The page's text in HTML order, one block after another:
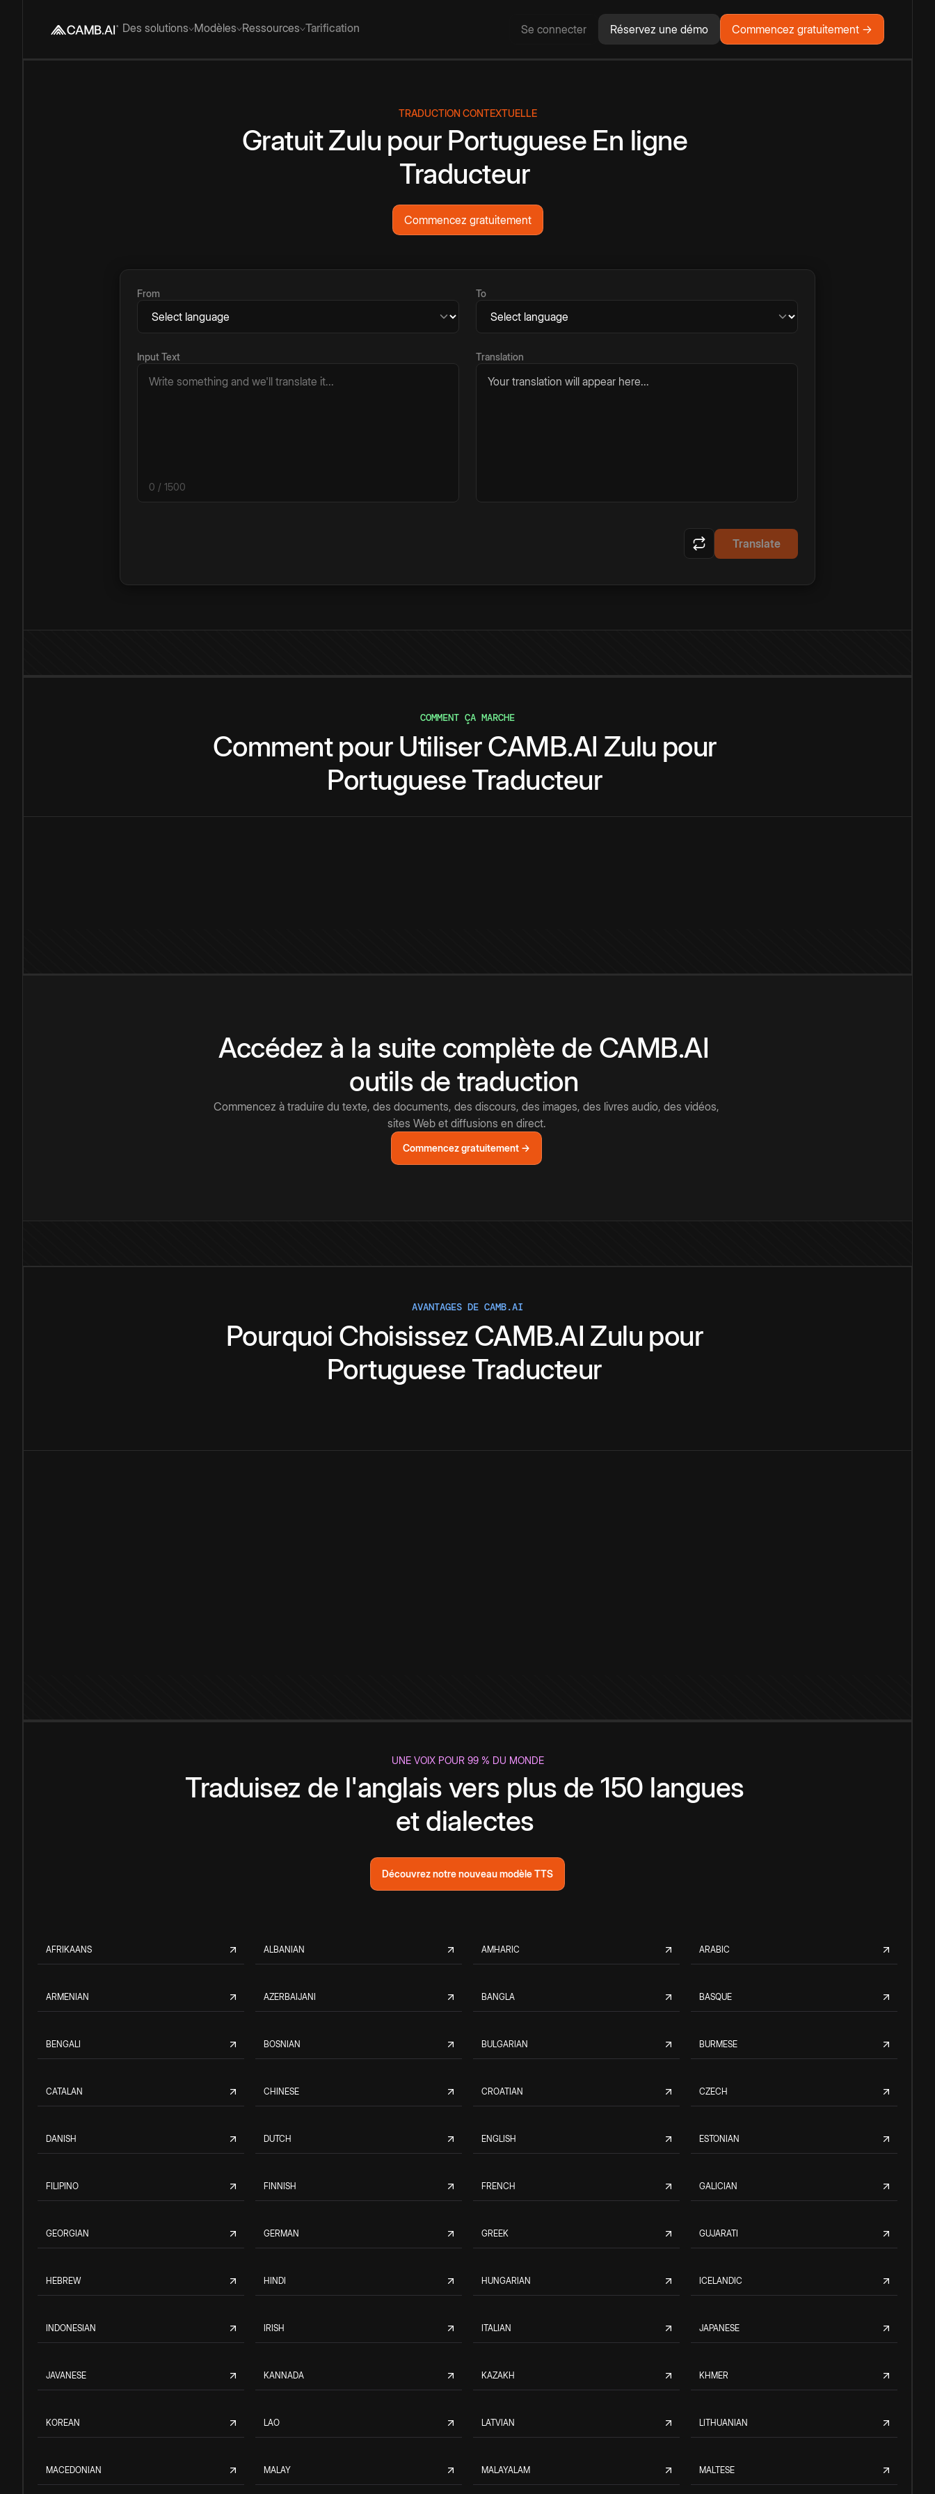
Des solutions Modèles Ressources Tarification Se connecter Réservez une démo Commencez gratuitement →
TRADUCTION CONTEXTUELLE
GratuitZulu pour Portuguese En ligne
Traducteur
Commencez gratuitement
From To
Input Text
0 / 1500
Translation
Your translation will appear here...
Translate
COMMENT ÇA MARCHE
Comment pour UtiliserCAMB.AI Zulu pour
PortugueseTraducteur
Accédez à la suite complète de CAMB.AI
outils de traduction
Commencez à traduire du texte, des documents, des discours, des images, des livres audio, des vidéos,
sites Web et diffusions en direct.
Commencez gratuitement →
AVANTAGES DE CAMB.AI
Pourquoi Choisissez CAMB.AI Zulu pour
Portuguese Traducteur
UNE VOIX POUR 99 % DU MONDE
Traduisez de l'anglais vers plus de 150 langues
et dialectes
Découvrez notre nouveau modèle TTS
AFRIKAANS ALBANIAN AMHARIC ARABIC
ARMENIAN AZERBAIJANI BANGLA BASQUE
BENGALI BOSNIAN BULGARIAN BURMESE
CATALAN CHINESE CROATIAN CZECH
DANISH DUTCH ENGLISH ESTONIAN
FILIPINO FINNISH FRENCH GALICIAN
GEORGIAN GERMAN GREEK GUJARATI
HEBREW HINDI HUNGARIAN ICELANDIC
INDONESIAN IRISH ITALIAN JAPANESE
JAVANESE KANNADA KAZAKH KHMER
KOREAN LAO LATVIAN LITHUANIAN
MACEDONIAN MALAY MALAYALAM MALTESE